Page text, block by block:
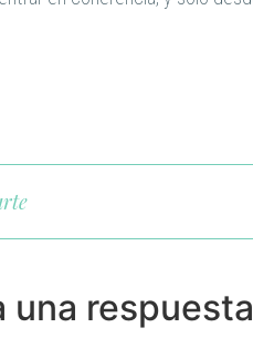
una respuesta